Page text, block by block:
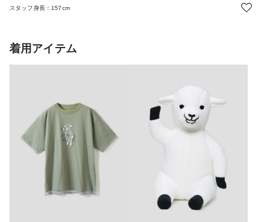
スタッフ身長：157cm
着用アイテム